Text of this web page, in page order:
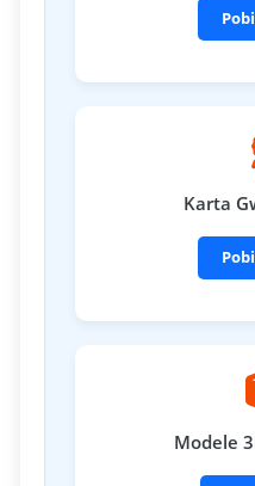
Karta
Modele